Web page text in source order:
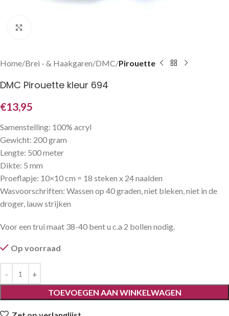
Home Brei - & Haakgaren DMC Pirouette
DMC Pirouette kleur 694
€13,95
Samenstelling: 100% acryl
Gewicht: 200 gram
Lengte: 500 meter
Dikte: 5 mm
Proeflapje: 10×10 cm = 18 steken x 24 naalden
Wasvoorschriften: Wassen op 40 graden, niet bleken, niet in de
droger, lauw strijken
Voor een trui maat 38-40 bent u c.a 2 bollen nodig.
Op voorraad
TOEVOEGEN AAN WINKELWAGEN